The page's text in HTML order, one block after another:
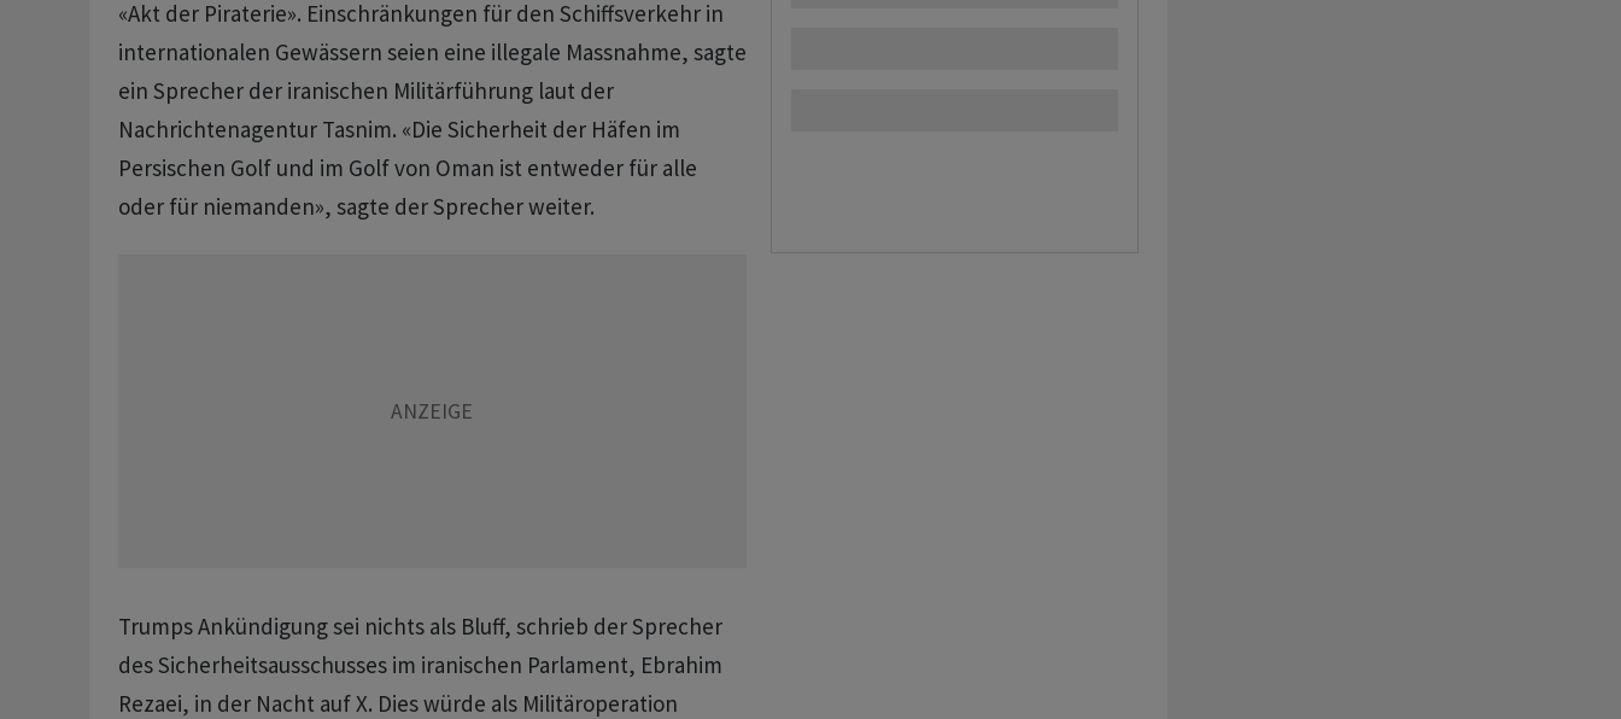
«Akt der Piraterie». Einschränkungen für den Schiffsverkehr in
internationalen Gewässern seien eine illegale Massnahme, sagte
ein Sprecher der iranischen Militärführung laut der
Nachrichtenagentur Tasnim. «Die Sicherheit der Häfen im
Persischen Golf und im Golf von Oman ist entweder für alle
oder für niemanden», sagte der Sprecher weiter.
Trumps Ankündigung sei nichts als Bluff, schrieb der Sprecher
des Sicherheitsausschusses im iranischen Parlament, Ebrahim
Rezaei, in der Nacht auf X. Dies würde als Militäroperation